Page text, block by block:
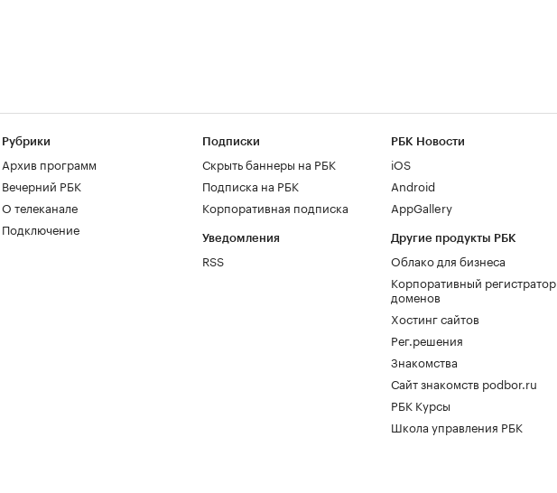
Рубрики
Архив программ
Вечерний РБК
О телеканале
Подключение
Подписки
Скрыть баннеры на РБК
Подписка на РБК
Корпоративная подписка
Уведомления
RSS
РБК Новости
iOS
Android
AppGallery
Другие продукты РБК
Облако для бизнеса
Корпоративный регистратор
доменов
Хостинг сайтов
Рег.решения
Знакомства
Сайт знакомств podbor.ru
РБК Курсы
Школа управления РБК